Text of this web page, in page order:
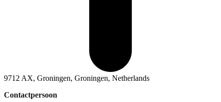
9712 AX, Groningen, Groningen, Netherlands
Contactpersoon